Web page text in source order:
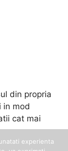
din propria
in mod
cat mai
experienta